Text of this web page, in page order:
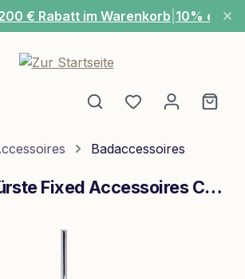
€ Rabatt im Warenkorb 10% extra
Du hast 0
Badaccessoires
Joop! WC Bürste Fixed Accessoires Chrom